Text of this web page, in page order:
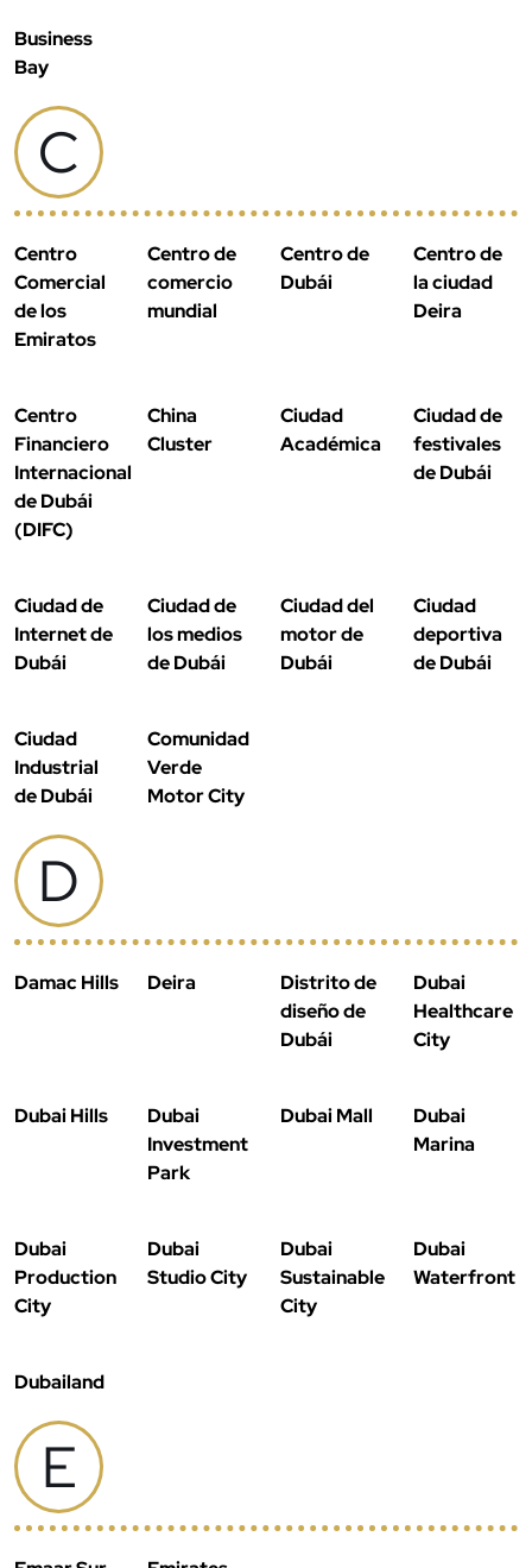
Business
Bay
C
Centro
Comercial
de los
Emiratos
Centro de
comercio
mundial
Centro de
Dubái
Centro de
la ciudad
Deira
Centro
Financiero
Internacional
de Dubái
(DIFC)
China
Cluster
Ciudad
Académica
Ciudad de
festivales
de Dubái
Ciudad de
Internet de
Dubái
Ciudad de
los medios
de Dubái
Ciudad del
motor de
Dubái
Ciudad
deportiva
de Dubái
Ciudad
Industrial
de Dubái
Comunidad
Verde
Motor City
D
Damac Hills Deira
Distrito de
diseño de
Dubái
Dubai
Healthcare
City
Dubai Hills
Dubai
Investment
Park
Dubai Mall
Dubai
Marina
Dubai
Production
City
Dubai
Studio City
Dubai
Sustainable
City
Dubai
Waterfront
Dubailand
E